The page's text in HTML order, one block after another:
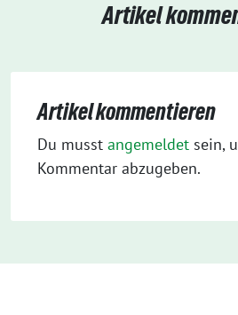
Artikel
Artikel kommentieren
Du musst angemeldet sein,
Kommentar abzugeben.